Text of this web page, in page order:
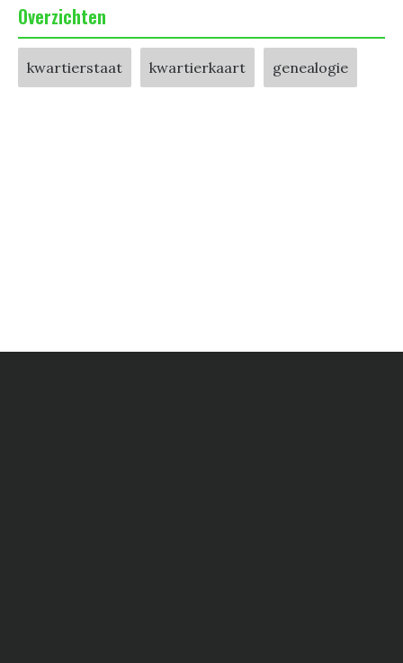
Overzichten
kwartierstaat kwartierkaart genealogie